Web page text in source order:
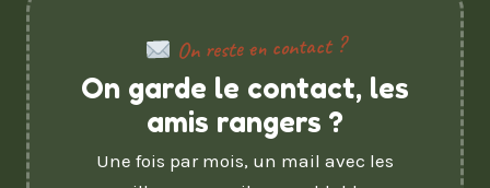
On reste en contact ?
On garde le contact, les
amis rangers ?
Une fois par mois, un mail avec les